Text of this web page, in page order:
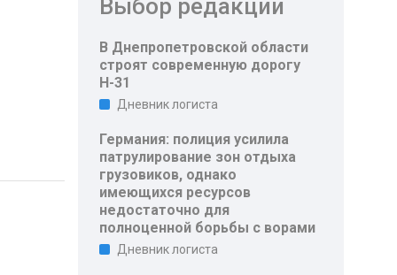
Выбор редакции
В Днепропетровской области
строят современную дорогу
Н-31
Дневник логиста
Германия: полиция усилила
патрулирование зон отдыха
грузовиков, однако
имеющихся ресурсов
недостаточно для
полноценной борьбы с ворами
Дневник логиста